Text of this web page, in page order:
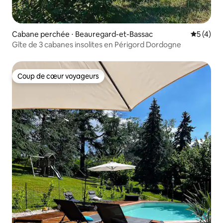
Cabane perchée ⋅ Beauregard-et-Bassac
5 (4)
Gîte de 3 cabanes insolites en Périgord Dordogne
Coup de cœur voyageurs
Coup de cœur voyageurs